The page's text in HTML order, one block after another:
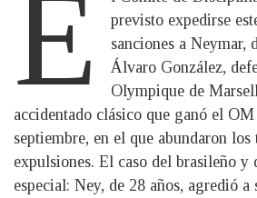
E
previsto expedirse
sanciones a Neymar,
Álvaro González,
Olympique de
accidentado clásico que ganó el
septiembre, en el que abundaron
expulsiones. El caso del brasileño y
especial: Ney, de 28 años, agredió a